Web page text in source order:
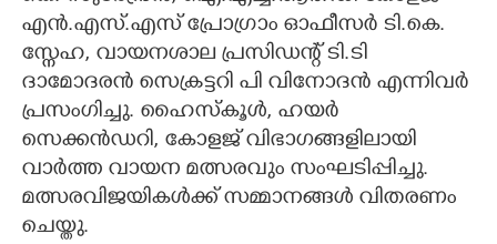
എൻ.എസ്.എസ് പ്രോഗ്രാം ഓഫീസർ ടി.കെ.
സ്നേഹ, വായനശാല പ്രസിഡന്റ് ടി.ടി
ദാമോദരൻ സെക്രട്ടറി പി വിനോദൻ എന്നിവർ
പ്രസംഗിച്ചു. ഹൈസ്കൂൾ, ഹയർ
സെക്കൻഡറി, കോളജ് വിഭാഗങ്ങളിലായി
വാർത്ത വായന മത്സരവും സംഘടിപ്പിച്ചു.
മത്സരവിജയികൾക്ക് സമ്മാനങ്ങൾ വിതരണം
ചെയ്തു.